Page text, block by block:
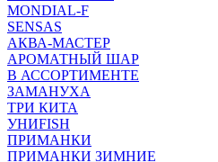
MONDIAL-F
SENSAS
АКВА-МАСТЕР
АРОМАТНЫЙ ШАР
В АССОРТИМЕНТЕ
ЗАМАНУХА
ТРИ КИТА
УНИFISH
ПРИМАНКИ
ПРИМАНКИ ЗИМНИЕ